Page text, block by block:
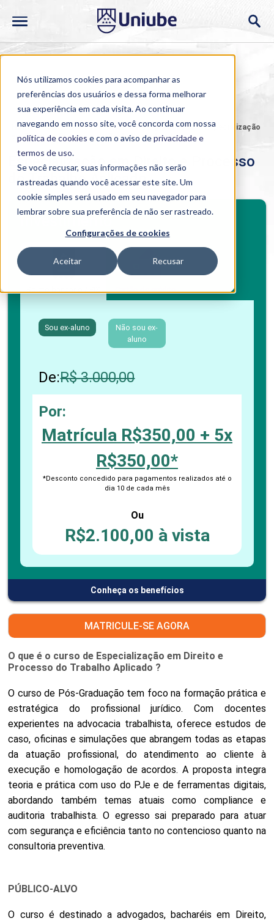
Nós utilizamos cookies para acompanhar as
preferências dos usuários e dessa forma melhorar
sua experiência em cada visita. Ao continuar
navegando em nosso site, você concorda com nossa
política de cookies e com o aviso deprivacidade e
termos de uso.
Se você recusar, suas informações não serão
rastreadas quando você acessar este site. Um
cookie simples será usado em seu navegador para
lembrar sobre sua preferência de não ser rastreado.
Configurações de cookies
Aceitar Recusar
Home > Cursos > Presencial > Pós-graduação >Especialização
em Direito e Processo do Trabalho Aplicado
Especialização em Direito e Processo
do Trabalho Aplicado
Investimento
Boleto bancário / PIX Cartão de crédito
Sou ex-aluno
Não sou ex-
aluno
De:R$ 3.000,00
Por:
Matrícula R$350,00 + 5x
R$350,00*
*Desconto concedido para pagamentos realizados até o
dia 10 de cada mês
Ou
R$2.100,00 à vista
Conheça os benefícios
BENEFÍCIOS
Benefícios pós-graduação
MATRICULE-SE AGORA
O que é o curso de Especialização em Direito e
Processo do Trabalho Aplicado ?
O curso de Pós-Graduação tem foco na formação prática e
estratégica do profissional jurídico. Com docentes
experientes na advocacia trabalhista, oferece estudos de
caso, oficinas e simulações que abrangem todas as etapas
da atuação profissional, do atendimento ao cliente à
execução e homologação de acordos. A proposta integra
teoria e prática com uso do PJe e de ferramentas digitais,
abordando também temas atuais como compliance e
auditoria trabalhista. O egresso sai preparado para atuar
com segurança e eficiência tanto no contencioso quanto na
consultoria preventiva.
PÚBLICO-ALVO
O curso é destinado a advogados, bacharéis em Direito,